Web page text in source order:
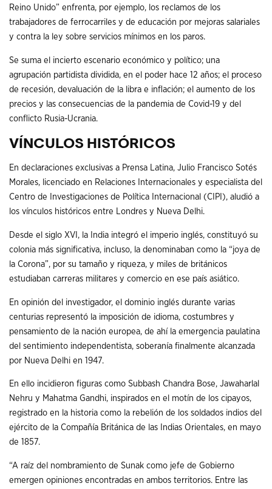
Reino Unido” enfrenta, por ejemplo, los reclamos de los
trabajadores de ferrocarriles y de educación por mejoras salariales
y contra la ley sobre servicios mínimos en los paros.
Se suma el incierto escenario económico y político; una
agrupación partidista dividida, en el poder hace 12 años; el proceso
de recesión, devaluación de la libra e inflación; el aumento de los
precios y las consecuencias de la pandemia de Covid-19 y del
conflicto Rusia-Ucrania.
VÍNCULOS HISTÓRICOS
En declaraciones exclusivas a Prensa Latina, Julio Francisco Sotés
Morales, licenciado en Relaciones Internacionales y especialista del
Centro de Investigaciones de Política Internacional (CIPI), aludió a
los vínculos históricos entre Londres y Nueva Delhi.
Desde el siglo XVI, la India integró el imperio inglés, constituyó su
colonia más significativa, incluso, la denominaban como la “joya de
la Corona”, por su tamaño y riqueza, y miles de británicos
estudiaban carreras militares y comercio en ese país asiático.
En opinión del investigador, el dominio inglés durante varias
centurias representó la imposición de idioma, costumbres y
pensamiento de la nación europea, de ahí la emergencia paulatina
del sentimiento independentista, soberanía finalmente alcanzada
por Nueva Delhi en 1947.
En ello incidieron figuras como Subbash Chandra Bose, Jawaharlal
Nehru y Mahatma Gandhi, inspirados en el motín de los cipayos,
registrado en la historia como la rebelión de los soldados indios del
ejército de la Compañía Británica de las Indias Orientales, en mayo
de 1857.
“A raíz del nombramiento de Sunak como jefe de Gobierno
emergen opiniones encontradas en ambos territorios. Entre las